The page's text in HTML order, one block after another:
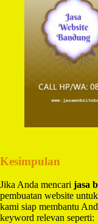
Kesimpulan
Jika Anda mencari jasa
pembuatan website
kami siap membantu
keyword relevan seperti: